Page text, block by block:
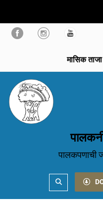
Skip
मासिक
पालकपणाची
Search